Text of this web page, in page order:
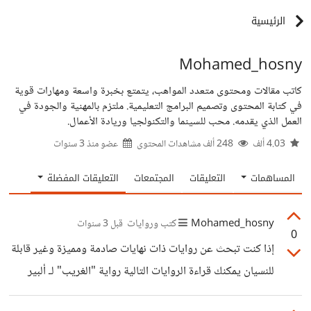
الرئيسية
Mohamed_hosny
كاتب مقالات ومحتوى متعدد المواهب، يتمتع بخبرة واسعة ومهارات قوية
في كتابة المحتوى وتصميم البرامج التعليمية. ملتزم بالمهنية والجودة في
العمل الذي يقدمه. محب للسينما والتكنولجيا وريادة الأعمال.
عضو منذ3 سنوات
المساهمات التعليقات المجتمعات التعليقات المفضلة
0
Mohamed_hosny كتب وروايات قبل 3 سنوات
إذا كنت تبحث عن روايات ذات نهايات صادمة ومميزة وغير قابلة
للنسيان يمكنك قراءة الروايات التالية رواية "الغريب" لـ ألبير
كامو: شعرت بالحزن بعد قراءة هذه الرواية. كان البطل شخصًا